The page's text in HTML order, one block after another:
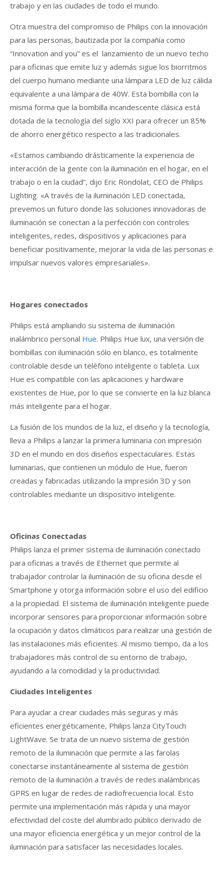
trabajo y en las ciudades de todo el mundo.
Otra muestra del compromiso de Philips con la innovación
para las personas, bautizada por la compañía como
“Innovation and you” es el lanzamiento de un nuevo techo
para oficinas que emite luz y además sigue los biorritmos
del cuerpo humano mediante una lámpara LED de luz cálida
equivalente a una lámpara de 40W. Esta bombilla con la
misma forma que la bombilla incandescente clásica está
dotada de la tecnología del siglo XXI para ofrecer un 85%
de ahorro energético respecto a las tradicionales.
«Estamos cambiando drásticamente la experiencia de
interacción de la gente con la iluminación en el hogar, en el
trabajo o en la ciudad”, dijo Eric Rondolat, CEO de Philips
Lighting. «A través de la iluminación LED conectada,
prevemos un futuro donde las soluciones innovadoras de
iluminación se conectan a la perfección con controles
inteligentes, redes, dispositivos y aplicaciones para
beneficiar positivamente, mejorar la vida de las personas e
impulsar nuevos valores empresariales».
Hogares conectados
Philips está ampliando su sistema de iluminación
inalámbrico personal Hue. Philips Hue lux, una versión de
bombillas con iluminación sólo en blanco, es totalmente
controlable desde un teléfono inteligente o tableta. Lux
Hue es compatible con las aplicaciones y hardware
existentes de Hue, por lo que se convierte en la luz blanca
más inteligente para el hogar.
La fusión de los mundos de la luz, el diseño y la tecnología,
lleva a Philips a lanzar la primera luminaria con impresión
3D en el mundo en dos diseños espectaculares. Estas
luminarias, que contienen un módulo de Hue, fueron
creadas y fabricadas utilizando la impresión 3D y son
controlables mediante un dispositivo inteligente.
Oficinas Conectadas
Philips lanza el primer sistema de iluminación conectado
para oficinas a través de Ethernet que permite al
trabajador controlar la iluminación de su oficina desde el
Smartphone y otorga información sobre el uso del edificio
a la propiedad. El sistema de iluminación inteligente puede
incorporar sensores para proporcionar información sobre
la ocupación y datos climáticos para realizar una gestión de
las instalaciones más eficientes. Al mismo tiempo, da a los
trabajadores más control de su entorno de trabajo,
ayudando a la comodidad y la productividad.
Ciudades Inteligentes
Para ayudar a crear ciudades más seguras y más
eficientes energéticamente, Philips lanza CityTouch
LightWave. Se trata de un nuevo sistema de gestión
remoto de la iluminación que permite a las farolas
conectarse instantáneamente al sistema de gestión
remoto de la iluminación a través de redes inalámbricas
GPRS en lugar de redes de radiofrecuencia local. Esto
permite una implementación más rápida y una mayor
efectividad del coste del alumbrado público derivado de
una mayor eficiencia energética y un mejor control de la
iluminación para satisfacer las necesidades locales.